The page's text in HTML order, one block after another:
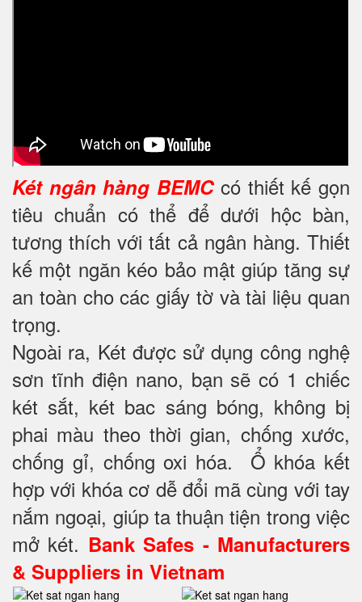
Két ngân hàng BEMCcó thiết kế gọn
tiêu chuẩn có thể để dưới hộc bàn,
tương thích với tất cả ngân hàng. Thiết
kế một ngăn kéo bảo mật giúp tăng sự
an toàn cho các giấy tờ và tài liệu quan
trọng.
Ngoài ra, Két được sử dụng công nghệ
sơn tĩnh điện nano, bạn sẽ có 1 chiếc
két sắt, két bac sáng bóng, không bị
phai màu theo thời gian, chống xước,
chống gỉ, chống oxi hóa. Ổ khóa kết
hợp với khóa cơ dễ đổi mã cùng với tay
nắm ngoại, giúp ta thuận tiện trong việc
mở két. Bank Safes - Manufacturers
& Suppliers in Vietnam